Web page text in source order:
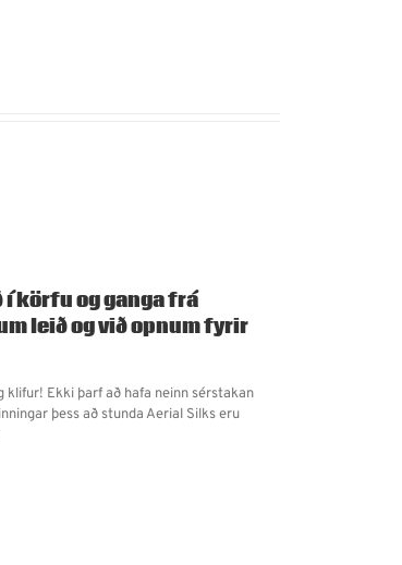
körfu og ganga frá
leið og við opnum fyrir
Ekki þarf að hafa neinn sérstakan
þess að stunda Aerial Silks eru